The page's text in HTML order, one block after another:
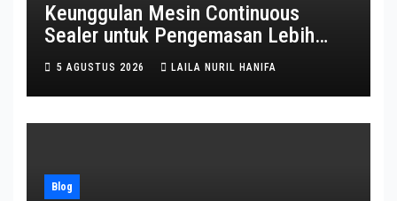
Keunggulan Mesin Continuous
Sealer untuk Pengemasan Lebih
Efisien
5 AGUSTUS 2026 LAILA NURIL HANIFA
Blog